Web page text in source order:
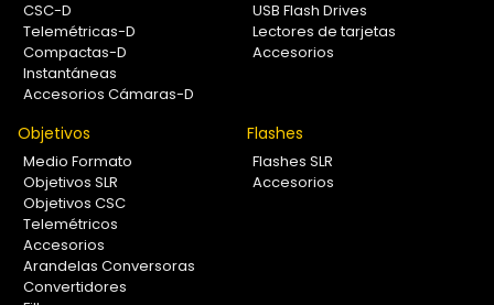
CSC-D
Telemétricas-D
Compactas-D
Instantáneas
Accesorios Cámaras-D
USB Flash Drives
Lectores de tarjetas
Accesorios
Objetivos
Medio Formato
Objetivos SLR
Objetivos CSC
Telemétricos
Accesorios
Arandelas Conversoras
Convertidores
Flashes
Flashes SLR
Accesorios